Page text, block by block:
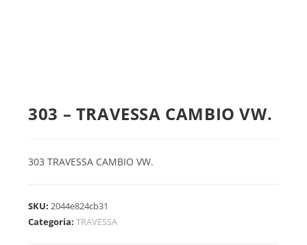
303 – TRAVESSA CAMBIO VW.
303 TRAVESSA CAMBIO VW.
SKU:2044e824cb31
Categoria:TRAVESSA